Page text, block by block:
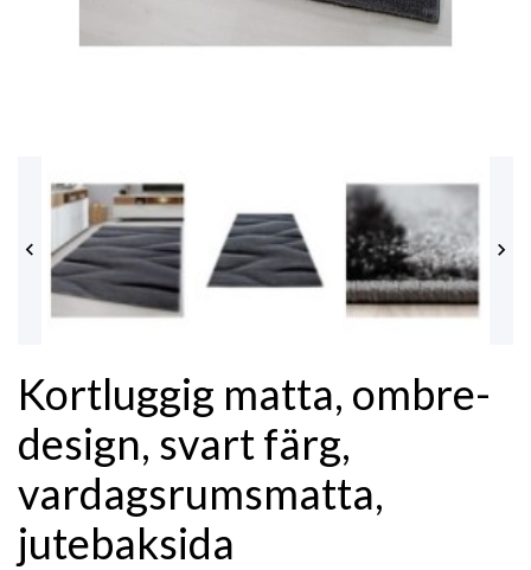
 
Kortluggig matta, ombre-
design, svart färg,
vardagsrumsmatta,
jutebaksida